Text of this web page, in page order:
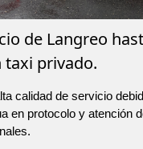
de Langreo
taxi privado.
calidad de servicio
en protocolo y atención